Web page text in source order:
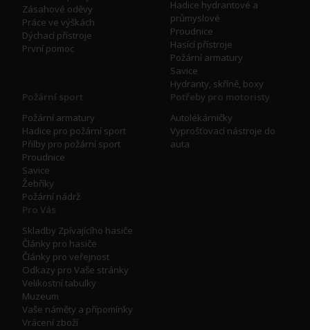
Zásahové oděvy
Práce ve výškách
Dýchací přístroje
První pomoc
Hadice hydrantové a
průmyslové
Proudnice
Hasící přístroje
Požární armatury
Savice
Hydranty, skříně, boxy
Požární sport
Požární armatury
Hadice pro požární sport
Přilby pro požární sport
Proudnice
Savice
Žebříky
Požární nádrž
Potřeby pro motoristy
Autolékárničky
Vyprošťovací nástroje do
auta
Pro Vás
Skladby Zpívajícího hasiče
Články pro hasiče
Články pro veřejnost
Odkazy pro Vaše stránky
Velikostní tabulky
Muzeum
Vaše náměty a přípomínky
Vrácení zboží